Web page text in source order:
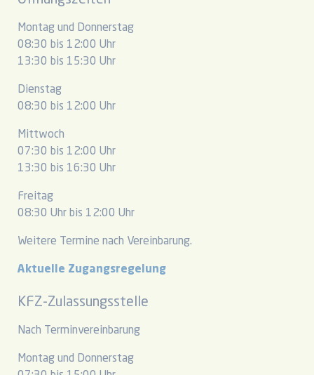
Montag und Donnerstag
08:30 bis 12:00 Uhr
13:30 bis 15:30 Uhr
Dienstag
08:30 bis 12:00 Uhr
Mittwoch
07:30 bis 12:00 Uhr
13:30 bis 16:30 Uhr
Freitag
08:30 Uhr bis 12:00 Uhr
Weitere Termine nach Vereinbarung.
Aktuelle Zugangsregelung
KFZ-Zulassungsstelle
Nach Terminvereinbarung
Montag und Donnerstag